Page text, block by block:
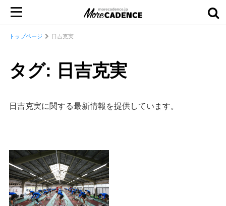
トップページ 日吉克実
タグ: 日吉克実
日吉克実に関する最新情報を提供しています。